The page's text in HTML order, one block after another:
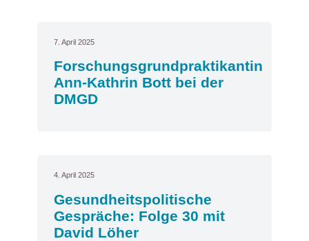
7. April 2025
Forschungsgrundpraktikantin
Ann-Kathrin Bott bei der
DMGD
4. April 2025
Gesundheitspolitische
Gespräche: Folge 30 mit
David Löher